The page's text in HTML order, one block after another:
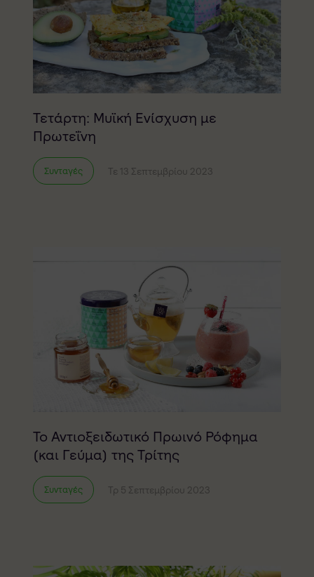
Τετάρτη: Μυϊκή Ενίσχυση με
Πρωτεΐνη
Συνταγές Τε 13 Σεπτεμβρίου 2023
Το Αντιοξειδωτικό Πρωινό Ρόφημα
(και Γεύμα) της Τρίτης
Συνταγές Τρ 5 Σεπτεμβρίου 2023